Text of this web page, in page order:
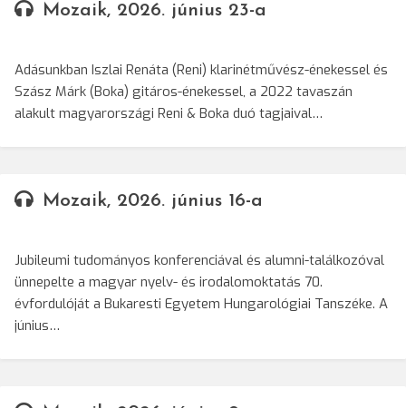
Mozaik, 2026. június 23-a
Adásunkban Iszlai Renáta (Reni) klarinétművész-énekessel és
Szász Márk (Boka) gitáros-énekessel, a 2022 tavaszán
alakult magyarországi Reni & Boka duó tagjaival…
Mozaik, 2026. június 16-a
Jubileumi tudományos konferenciával és alumni-találkozóval
ünnepelte a magyar nyelv- és irodalomoktatás 70.
évfordulóját a Bukaresti Egyetem Hungarológiai Tanszéke. A
június…